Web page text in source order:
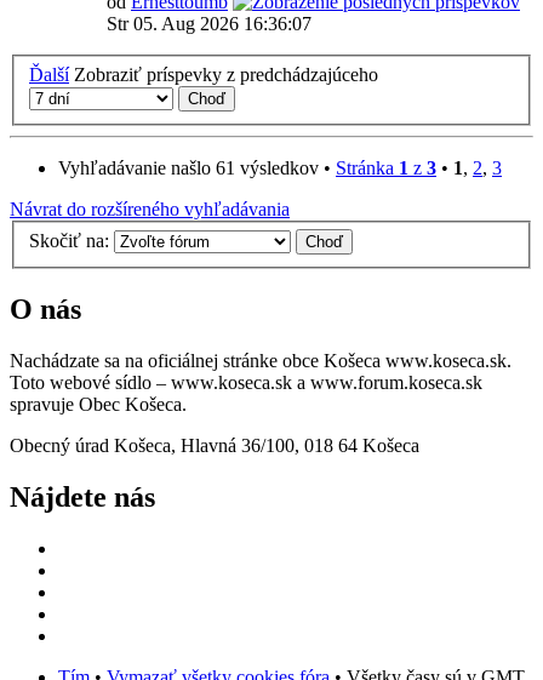
Str 05. Aug 2026 16:36:07
Ďalší Zobraziť príspevky z predchádzajúceho
Vyhľadávanie našlo 61 výsledkov • Stránka 1 z 3 • 1, 2, 3
Návrat do rozšíreného vyhľadávania
Skočiť na:
O nás
Nachádzate sa na oficiálnej stránke obce Košeca www.koseca.sk.
Toto webové sídlo – www.koseca.sk a www.forum.koseca.sk
spravuje Obec Košeca.
Obecný úrad Košeca, Hlavná 36/100, 018 64 Košeca
Nájdete nás